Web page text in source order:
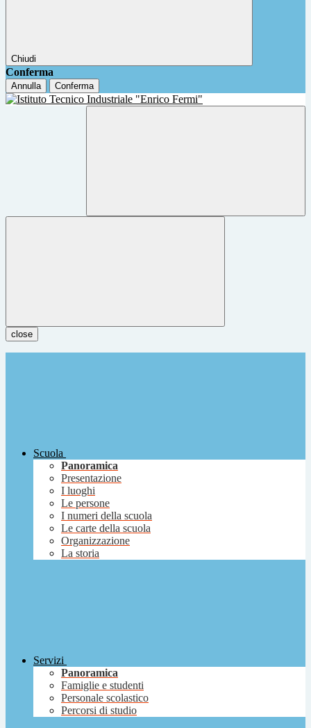
Chiudi
Conferma
Annulla Conferma
close
Scuola
Panoramica
Presentazione
I luoghi
Le persone
I numeri della scuola
Le carte della scuola
Organizzazione
La storia
Servizi
Panoramica
Famiglie e studenti
Personale scolastico
Percorsi di studio